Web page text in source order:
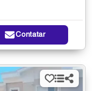
Contatar